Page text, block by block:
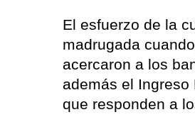
El esfuerzo de la
madrugada
acercaron a los
además el
que responden a